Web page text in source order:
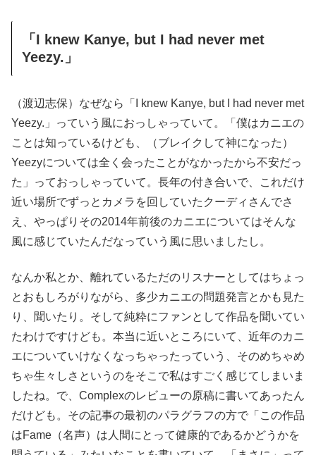
「I knew Kanye, but I had never met
Yeezy.」
（渡辺志保）なぜなら「I knew Kanye, but I had never met
Yeezy.」っていう風におっしゃっていて。「僕はカニエの
ことは知っているけども、（ブレイクして神になった）
Yeezyについては全く会ったことがなかったから不安だっ
た」っておっしゃっていて。長年の付き合いで、これだけ
近い場所でずっとカメラを回していたクーディさんでさ
え、やっぱりその2014年前後のカニエについてはそんな
風に感じていたんだなっていう風に思いましたし。
なんか私とか、離れているただのリスナーとしてはちょっ
とおもしろがりながら、多少カニエの問題発言とかも見た
り、聞いたり。そして純粋にファンとして作品を聞いてい
たわけですけども。本当に近いところにいて、近年のカニ
エについていけなくなっちゃったっていう、そのめちゃめ
ちゃ生々しさというのをそこで私はすごく感じてしまいま
したね。で、Complexのレビューの原稿に書いてあったん
だけども。その記事の最初のパラグラフの方で「この作品
はFame（名声）は人間にとって健康的であるかどうかを